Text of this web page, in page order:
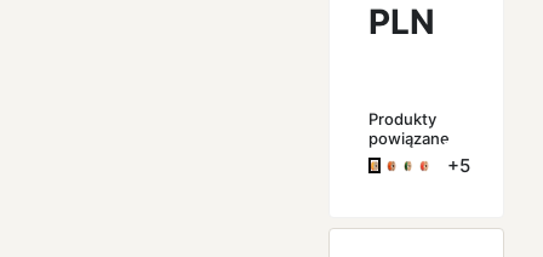
PLN
Produkty
powiązane
+5